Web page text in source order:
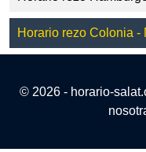
Horario rezo Colonia -
© 2026 - horario-